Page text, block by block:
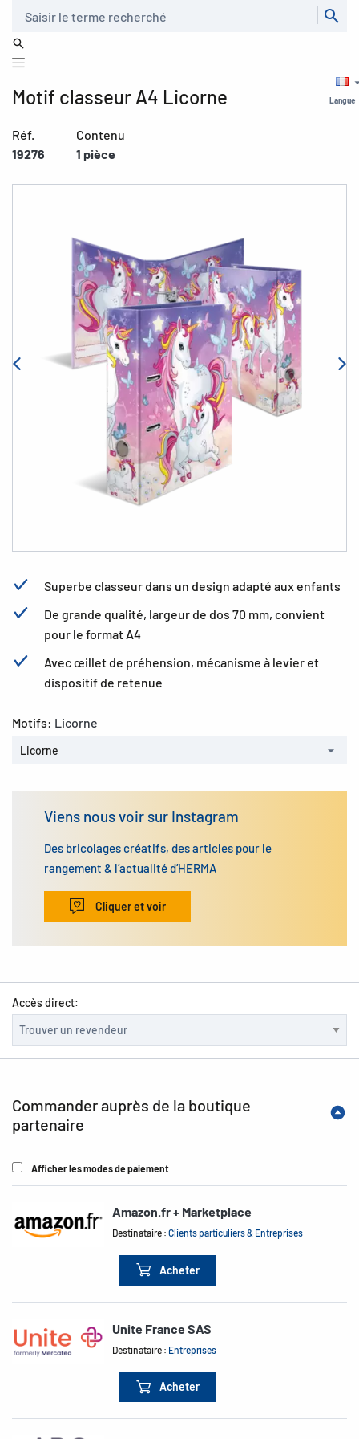
Langue
Motif classeur A4 Licorne
Réf.
19276
Contenu
1 pièce
Superbe classeur dans un design adapté aux enfants
De grande qualité, largeur de dos 70 mm, convient
pour le format A4
Avec œillet de préhension, mécanisme à levier et
dispositif de retenue
Motifs: Licorne
Licorne
Viens nous voir sur Instagram
Des bricolages créatifs, des articles pour le
rangement & l’actualité d’HERMA
Cliquer et voir
Accès direct:
Commander auprès de la boutique
partenaire
Afficher les modes de paiement
Amazon.fr + Marketplace
Destinataire :Clients particuliers & Entreprises
Acheter
Unite France SAS
Destinataire : Entreprises
Acheter